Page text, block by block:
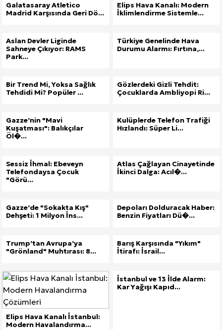
Galatasaray Atletico
Madrid Karşısında Geri Dö...
Elips Hava Kanalı: Modern
İklimlendirme Sistemle...
Aslan Devler Liginde
Sahneye Çıkıyor: RAMS
Park...
Türkiye Genelinde Hava
Durumu Alarmı: Fırtına,...
Bir Trend Mi, Yoksa Sağlık
Tehdidi Mi? Popüler ...
Gözlerdeki Gizli Tehdit:
Çocuklarda Ambliyopi Ri...
Gazze’nin "Mavi
Kuşatması": Balıkçılar
Öl�...
Kulüplerde Telefon Trafiği
Hızlandı: Süper Li...
Sessiz İhmal: Ebeveyn
Telefondaysa Çocuk
"Görü...
Atlas Çağlayan Cinayetinde
İkinci Dalga: Acıl�...
Gazze’de "Sokakta Kış"
Dehşeti: 1 Milyon İns...
Depoları Dolduracak Haber:
Benzin Fiyatları Dü�...
Trump’tan Avrupa’ya
"Grönland" Muhtırası: 8...
Barış Karşısında "Yıkım"
İtirafı: İsrail...
Elips Hava Kanalı İstanbul:
Modern Havalandırma...
İstanbul ve 13 İlde Alarm:
Kar Yağışı Kapıd...